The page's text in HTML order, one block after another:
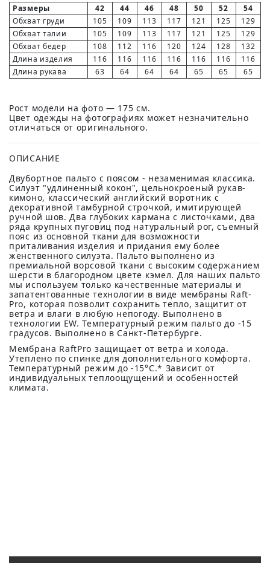
Размеры 42 44 46 48 50 52
54
Обхват груди
105 109 113 117 121 125
129
Обхват талии
105 109 113 117 121 125
129
Обхват бедер
108 112 116 120 124 128
132
Длина изделия
116 116 116 116 116 116
116
Длина рукава
63 64 64 64 65 65 65
Рост модели на фото — 175 см.
Цвет одежды на фотографиях может незначительно
отличаться от оригинального.
ОПИСАНИЕ
Двубортное пальто с поясом - незаменимая классика.
Силуэт "удлиненный кокон", цельнокроеный рукав-
кимоно, классический английский воротник с
декоративной тамбурной строчкой, имитирующей
ручной шов. Два глубоких кармана с листочками, два
ряда крупных пуговиц под натуральный рог, съемный
пояс из основной ткани для возможности
приталивания изделия и придания ему более
женственного силуэта. Пальто выполнено из
премиальной ворсовой ткани с высоким содержанием
шерсти в благородном цвете кэмел. Для наших пальто
мы используем только качественные материалы и
запатентованные технологии в виде мембраны Raft-
Pro, которая позволит сохранить тепло, защитит от
ветра и влаги в любую непогоду. Выполнено в
технологии EW. Температурный режим пальто до -15
градусов. Выполнено в Санкт-Петербурге.
Мембрана RaftPro защищает от ветра и холода.
Утеплено по спинке для дополнительного комфорта.
Температурный режим до -15°C.* Зависит от
индивидуальных теплоощущений и особенностей
климата.